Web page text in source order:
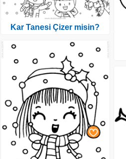
Kar Tanesi Çizer misin?